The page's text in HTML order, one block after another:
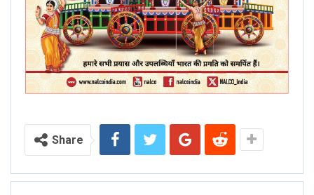
Share